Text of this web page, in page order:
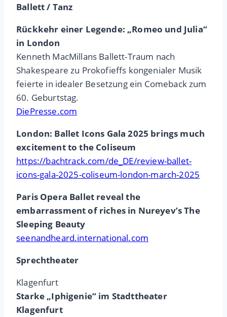
Ballett / Tanz
Rückkehr einer Legende: „Romeo und Julia“
in London
Kenneth MacMillans Ballett-Traum nach
Shakespeare zu Prokofieffs kongenialer Musik
feierte in idealer Besetzung ein Comeback zum
60. Geburtstag.
DiePresse.com
London: Ballet Icons Gala 2025 brings much
excitement to the Coliseum
https://bachtrack.com/de_DE/review-ballet-
icons-gala-2025-coliseum-london-march-2025
Paris Opera Ballet reveal the
embarrassment of riches in Nureyev’s The
Sleeping Beauty
seenandheard.international.com
Sprechtheater
Klagenfurt
Starke „Iphigenie“ im Stadttheater
Klagenfurt